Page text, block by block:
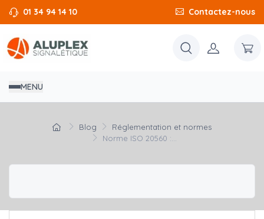
01 34 94 14 10 Contactez-nous
MENU
Blog
Réglementation et normes
Norme ISO 20560 :...